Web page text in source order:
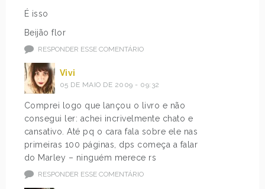
É isso
Beijão flor
RESPONDER ESSE COMENTÁRIO
Vivi
05 DE MAIO DE 2009 - 09:32
Comprei logo que lançou o livro e não
consegui ler: achei incrivelmente chato e
cansativo. Até pq o cara fala sobre ele nas
primeiras 100 páginas, dps começa a falar
do Marley – ninguém merece rs
RESPONDER ESSE COMENTÁRIO